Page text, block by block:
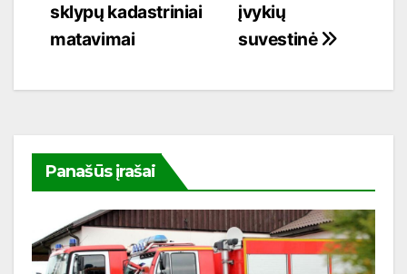
įrašų
įvykių
suvestinė
sklypų kadastriniai
matavimai
Panašūs įrašai